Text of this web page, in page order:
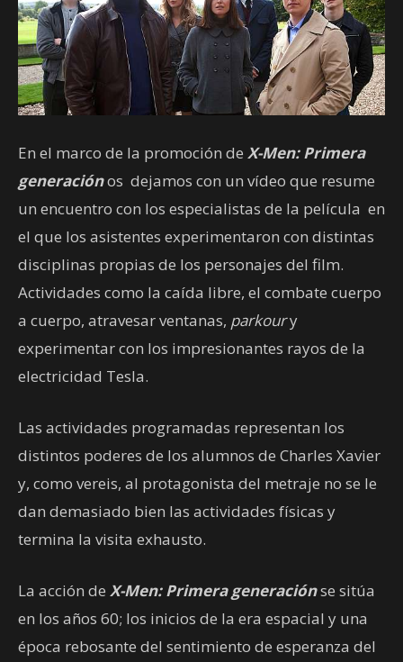
En el marco de la promoción de X-Men: Primera
generaciónos dejamos con un vídeo que resume
un encuentro con los especialistas de la película en
el que los asistentes experimentaron con distintas
disciplinas propias de los personajes del film.
Actividades como la caída libre, el combate cuerpo
a cuerpo, atravesar ventanas, parkoury
experimentar con los impresionantes rayos de la
electricidad Tesla.
Las actividades programadas representan los
distintos poderes de los alumnos de Charles Xavier
y, como vereis, al protagonista del metraje no se le
dan demasiado bien las actividades físicas y
termina la visita exhausto.
La acción de X-Men: Primera generaciónse sitúa
en los años 60; los inicios de la era espacial y una
época rebosante del sentimiento de esperanza del